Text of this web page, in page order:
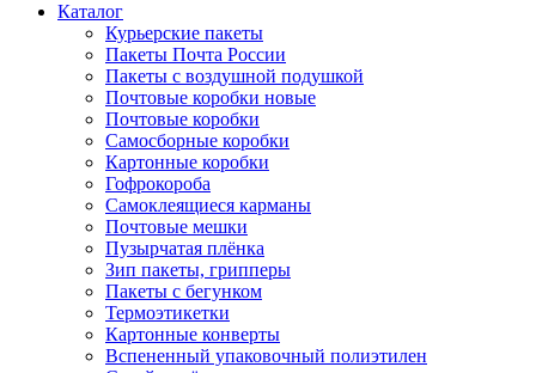
Каталог
Курьерские пакеты
Пакеты Почта России
Пакеты с воздушной подушкой
Почтовые коробки новые
Почтовые коробки
Самосборные коробки
Картонные коробки
Гофрокороба
Самоклеящиеся карманы
Почтовые мешки
Пузырчатая плёнка
Зип пакеты, грипперы
Пакеты с бегунком
Термоэтикетки
Картонные конверты
Вспененный упаковочный полиэтилен